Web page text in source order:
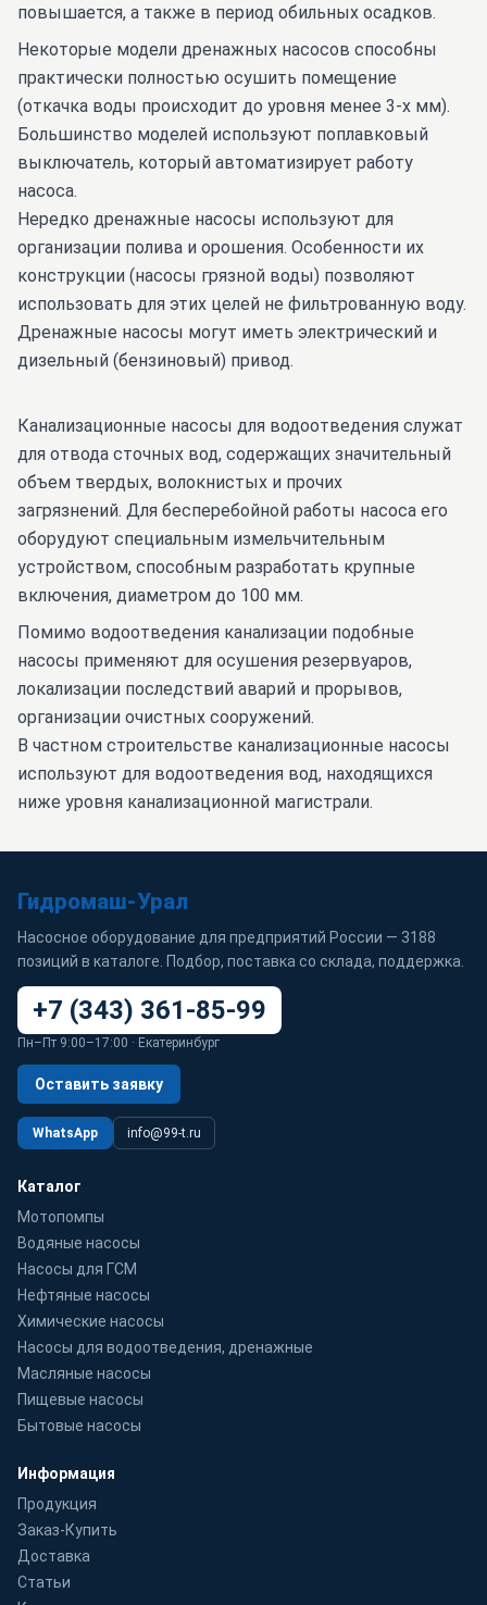
повышается, а также в период обильных осадков.
Некоторые модели дренажных насосов способны
практически полностью осушить помещение
(откачка воды происходит до уровня менее 3-х мм).
Большинство моделей используют поплавковый
выключатель, который автоматизирует работу
насоса.
Нередко дренажные насосы используют для
организации полива и орошения. Особенности их
конструкции (насосы грязной воды) позволяют
использовать для этих целей не фильтрованную воду.
Дренажные насосы могут иметь электрический и
дизельный (бензиновый) привод.
Канализационные насосы для водоотведения служат
для отвода сточных вод, содержащих значительный
объем твердых, волокнистых и прочих
загрязнений. Для бесперебойной работы насоса его
оборудуют специальным измельчительным
устройством, способным разработать крупные
включения, диаметром до 100 мм.
Помимо водоотведения канализации подобные
насосы применяют для осушения резервуаров,
локализации последствий аварий и прорывов,
организации очистных сооружений.
В частном строительстве канализационные насосы
используют для водоотведения вод, находящихся
ниже уровня канализационной магистрали.
Гидромаш-Урал
Насосное оборудование для предприятий России — 3188
позиций в каталоге. Подбор, поставка со склада, поддержка.
+7 (343) 361-85-99
Пн–Пт 9:00–17:00 · Екатеринбург
Оставить заявку
WhatsApp info@99-t.ru
Каталог
Мотопомпы
Водяные насосы
Насосы для ГСМ
Нефтяные насосы
Химические насосы
Насосы для водоотведения, дренажные
Масляные насосы
Пищевые насосы
Бытовые насосы
Информация
Продукция
Заказ-Купить
Доставка
Статьи